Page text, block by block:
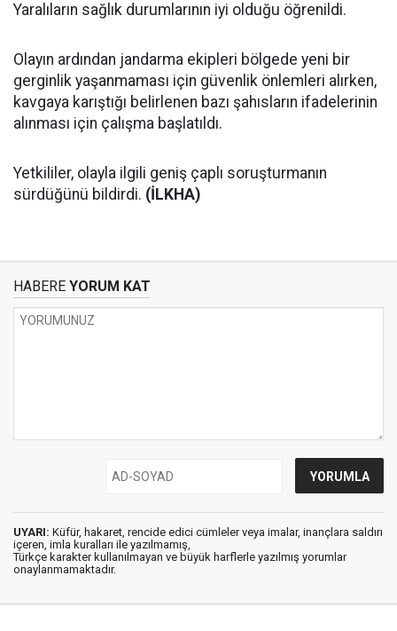
Yaralıların sağlık durumlarının iyi olduğu öğrenildi.
Olayın ardından jandarma ekipleri bölgede yeni bir
gerginlik yaşanmaması için güvenlik önlemleri alırken,
kavgaya karıştığı belirlenen bazı şahısların ifadelerinin
alınması için çalışma başlatıldı.
Yetkililer, olayla ilgili geniş çaplı soruşturmanın
sürdüğünü bildirdi. (İLKHA)
HABERE YORUM KAT
UYARI: Küfür, hakaret, rencide edici cümleler veya imalar, inançlara saldırı
içeren, imla kuralları ile yazılmamış,
Türkçe karakter kullanılmayan ve büyük harflerle yazılmış yorumlar
onaylanmamaktadır.